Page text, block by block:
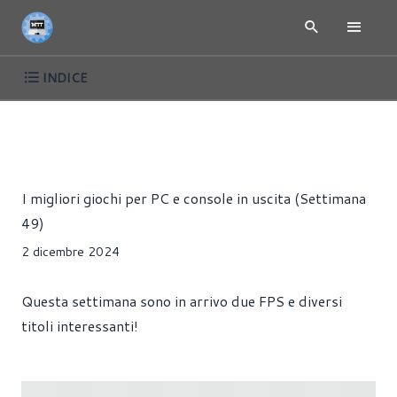
INDICE
GIOCHI PC E CONSOLE IN USCITA QUESTA SETTIMANA -
I migliori giochi per PC e console in uscita (Settimana
49)
2 dicembre 2024
Questa settimana sono in arrivo due FPS e diversi
titoli interessanti!